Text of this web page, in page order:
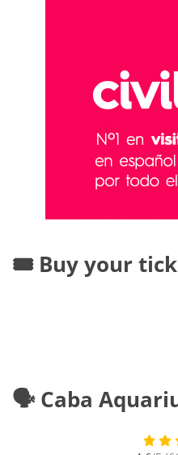
🎟️ Buy your
🗣️ Caba